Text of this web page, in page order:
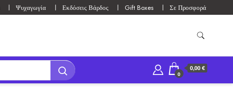
Ψυχαγωγία Εκδόσεις Βάρδος Gift Boxes Σε Προσφορά
0
0,00 €